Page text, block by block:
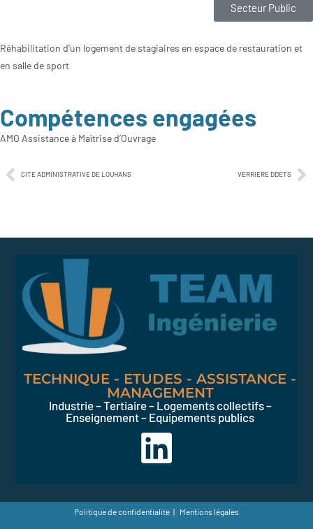
Secteur Public
Réhabilitation d’un logement de stagiaires en espace de restauration et
en salle de sport
Compétences engagées
AMO Assistance à Maîtrise d’Ouvrage
CITE ADMINISTRATIVE DE LOUHANS VERRIERE DDETS
TECHNIQUE - ETUDES - ASSISTANCE -
MANAGEMENT
Industrie – Tertiaire – Logements collectifs –
Enseignement – Equipements publics
Politique de confidentialité Mentions légales